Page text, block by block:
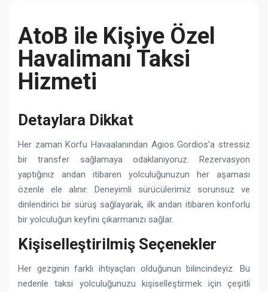
AtoB ile Kişiye Özel
Havalimanı Taksi
Hizmeti
Detaylara Dikkat
Her zaman Korfu Havaalanından Agios Gordios’a stressiz
bir transfer sağlamaya odaklanıyoruz. Rezervasyon
yaptığınız andan itibaren yolculuğunuzun her aşaması
özenle ele alınır. Deneyimli sürücülerimiz sorunsuz ve
dinlendirici bir sürüş sağlayarak, ilk andan itibaren konforlu
bir yolculuğun keyfini çıkarmanızı sağlar.
Kişiselleştirilmiş Seçenekler
Her gezginin farklı ihtiyaçları olduğunun bilincindeyiz. Bu
nedenle taksi yolculuğunuzu kişiselleştirmek için çeşitli